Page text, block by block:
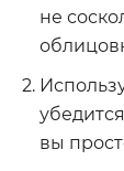
не
вы